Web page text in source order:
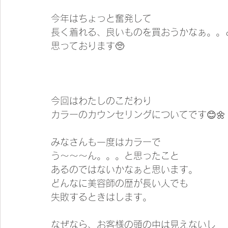
今年はちょっと奮発して
長く着れる、良いものを買おうかなぁ。。
思っております🥺
今回はわたしのこだわり
カラーのカウンセリングについてです😊🌼
みなさんも一度はカラーで
う〜〜〜ん。。。と思ったこと
あるのではないかなぁと思います。
どんなに美容師の歴が長い人でも
失敗するときはします。
なぜなら、お客様の頭の中は見えないし